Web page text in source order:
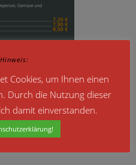
Cookies, um Ihnen einen
Durch die Nutzung dieser
damit einverstanden.